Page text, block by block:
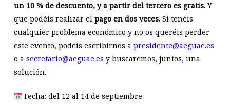
un 10 % de descuento, y a partir del tercero es gratis.Y
que podéis realizar el pago en dos veces. Si tenéis
cualquier problema económico y no os queréis perder
este evento, podéis escribirnos a presidente@aeguae.es
o a secretario@aeguae.es y buscaremos, juntos, una
solución.
Fecha: del 12 al 14 de septiembre